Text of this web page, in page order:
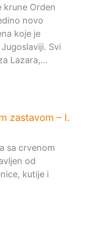
krune Orden
novo
koje je
Svi
Lazara,…
zastavom – I.
sa crvenom
od
kutije i